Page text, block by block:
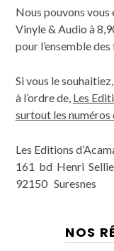
Nous pouvons vous
Vinyle & Audio à
pour l’ensemble des
Si vous le
à l’ordre de, Les
surtout les numéros
Les Editions
161 bd Henri
92150 Suresnes
NOS